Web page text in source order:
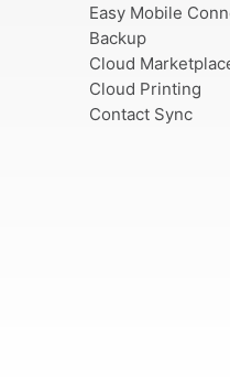
Easy Mobile
Backup
Cloud
Cloud Printing
Contact Sync